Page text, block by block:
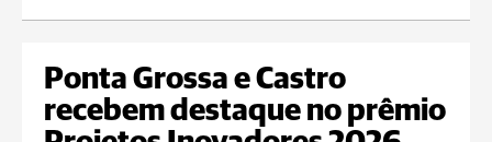
Ponta Grossa e Castro
recebem destaque no prêmio